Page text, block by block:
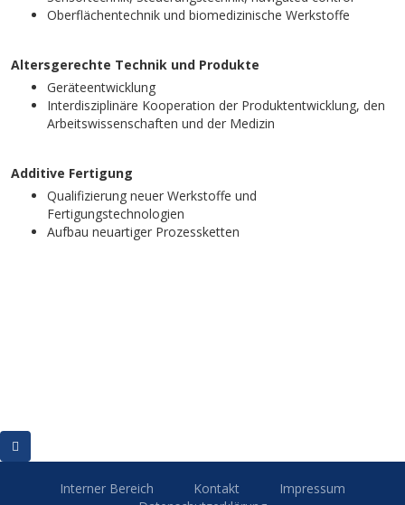
Oberflächentechnik und biomedizinische Werkstoffe
Altersgerechte Technik und Produkte
Geräteentwicklung
Interdisziplinäre Kooperation der Produktentwicklung, den
Arbeitswissenschaften und der Medizin
Additive Fertigung
Qualifizierung neuer Werkstoffe und
Fertigungstechnologien
Aufbau neuartiger Prozessketten
Interner Bereich Kontakt
Impressum